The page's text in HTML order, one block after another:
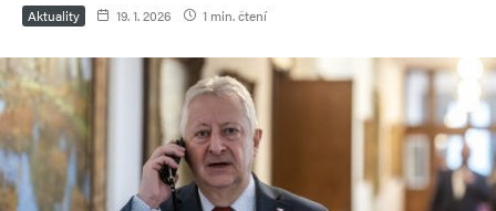
Aktuality 19. 1. 2026 1 min. čtení